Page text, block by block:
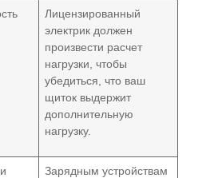
Лицензированный
электрик должен
произвести расчет
нагрузки, чтобы
убедиться, что ваш
щиток выдержит
дополнительную
нагрузку.
Зарядным устройствам